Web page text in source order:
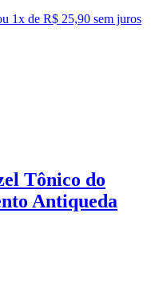
1x de R$ 25,90 sem juros
Tônico do
Antiqueda